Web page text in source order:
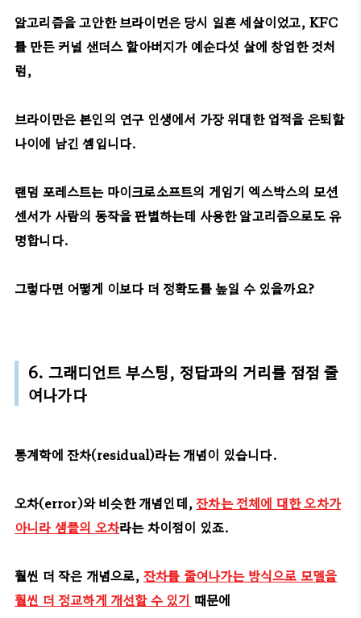
알고리즘을 고안한 브라이먼은 당시 일흔 세살이었고, KFC
를 만든 커널 샌더스 할아버지가 예순다섯 살에 창업한 것처
럼,
브라이만은 본인의 연구 인생에서 가장 위대한 업적을 은퇴할
나이에 남긴 셈입니다.
랜덤 포레스트는 마이크로소프트의 게임기 엑스박스의 모션
센서가 사람의 동작을 판별하는데 사용한 알고리즘으로도 유
명합니다.
그렇다면 어떻게 이보다 더 정확도를 높일 수 있을까요?
6. 그래디언트 부스팅, 정답과의 거리를 점점 줄
여나가다
통계학에 잔차(residual)라는 개념이 있습니다.
오차(error)와 비슷한 개념인데,잔차는 전체에 대한 오차가
아니라 샘플의 오차라는 차이점이 있죠.
훨씬 더 작은 개념으로, 잔차를 줄여나가는 방식으로 모델을
훨씬 더 정교하게 개선할 수 있기 때문에